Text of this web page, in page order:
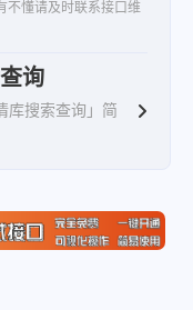
不懂请及时联系接口维
询
库搜索查询」简